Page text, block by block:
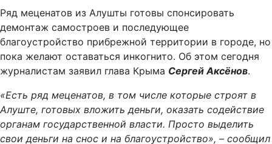
Ряд меценатов из Алушты готовы спонсировать
демонтаж самостроев и последующее
благоустройство прибрежной территории в городе, но
пока желают оставаться инкогнито. Об этом сегодня
журналистам заявил глава Крыма Сергей Аксёнов.
«Есть ряд меценатов, в том числе которые строят в
Алуште, готовых вложить деньги, оказать содействие
органам государственной власти. Просто выделить
свои деньги на снос и на благоустройство», – сообщил